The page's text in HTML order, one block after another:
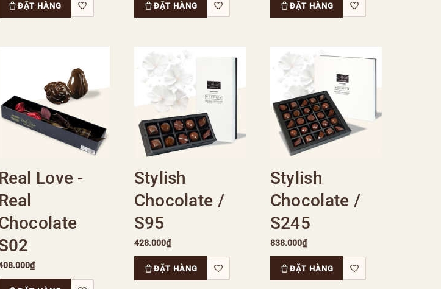
ĐẶT HÀNG ĐẶT HÀNG ĐẶT HÀNG
Real Love -
Real
Stylish
Chocolate /
S95
428.000₫
ĐẶT HÀNG
Stylish
Chocolate /
S245
838.000₫
ĐẶT HÀNG